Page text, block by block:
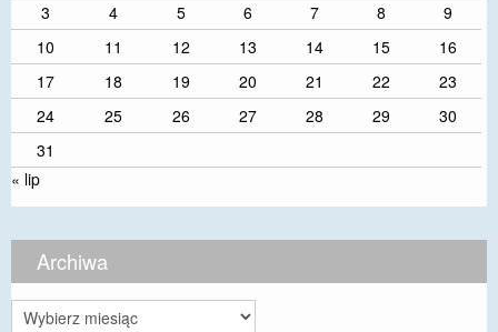
3
4 5 6 7 8
9
10
11 12 13 14 15
16
17
18 19 20 21 22
23
24
25 26 27 28 29
30
31
« lip
Archiwa
Archiwa